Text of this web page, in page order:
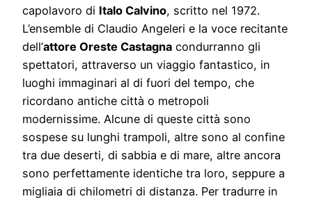
capolavoro di Italo Calvino, scritto nel 1972.
L’ensemble di Claudio Angeleri e la voce recitante
dell’attore Oreste Castagna condurranno gli
spettatori, attraverso un viaggio fantastico, in
luoghi immaginari al di fuori del tempo, che
ricordano antiche città o metropoli
modernissime. Alcune di queste città sono
sospese su lunghi trampoli, altre sono al confine
tra due deserti, di sabbia e di mare, altre ancora
sono perfettamente identiche tra loro, seppure a
migliaia di chilometri di distanza. Per tradurre in